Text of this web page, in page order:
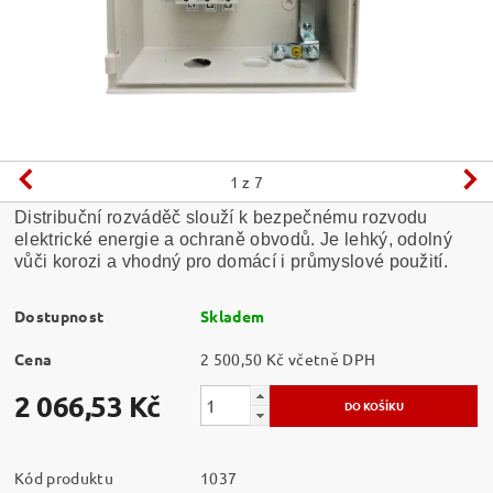
1 z 7
Distribuční rozváděč slouží k bezpečnému rozvodu
elektrické energie a ochraně obvodů. Je lehký, odolný
vůči korozi a vhodný pro domácí i průmyslové použití.
Dostupnost Skladem
Cena 2 500,50 Kč včetně DPH
2 066,53 Kč
Kód produktu 1037